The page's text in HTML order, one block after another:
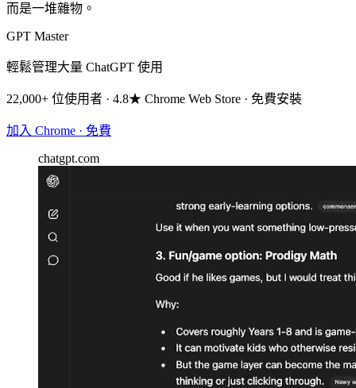
而是一堆雜物。
GPT Master
輕鬆管理大量 ChatGPT 使用
22,000+ 位使用者 · 4.8★ Chrome Web Store · 免費安裝
加入 Chrome · 免費
chatgpt.com